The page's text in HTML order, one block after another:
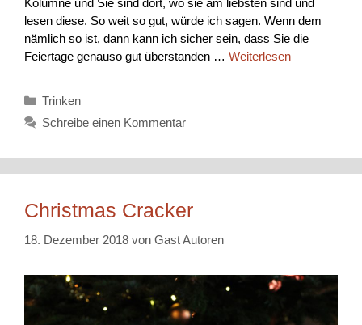
Kolumne und Sie sind dort, wo sie am liebsten sind und
lesen diese. So weit so gut, würde ich sagen. Wenn dem
nämlich so ist, dann kann ich sicher sein, dass Sie die
Feiertage genauso gut überstanden … Weiterlesen
Kategorien
Trinken
Schreibe einen Kommentar
Christmas Cracker
18. Dezember 2018 von Gast Autoren